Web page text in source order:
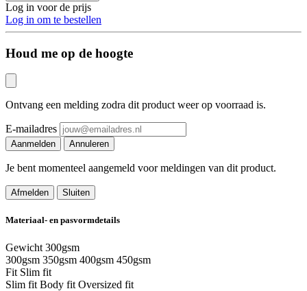
Log in voor de prijs
Log in om te bestellen
Houd me op de hoogte
Ontvang een melding zodra dit product weer op voorraad is.
E-mailadres
Aanmelden Annuleren
Je bent momenteel aangemeld voor meldingen van dit product.
Afmelden Sluiten
Materiaal- en pasvormdetails
Gewicht 300gsm
300gsm 350gsm 400gsm 450gsm
Fit Slim fit
Slim fit Body fit Oversized fit